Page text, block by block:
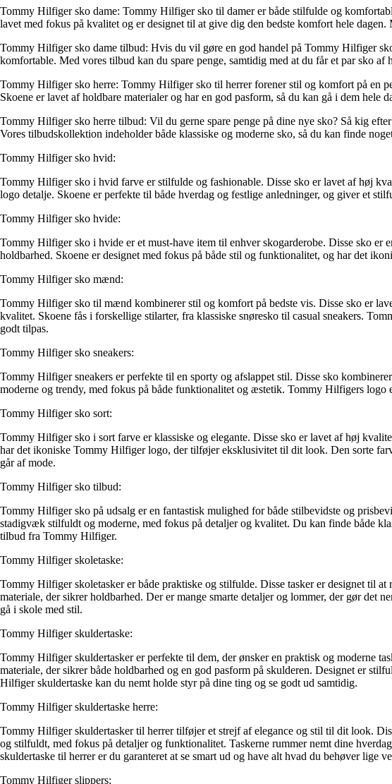
Tommy Hilfiger sko dame: Tommy Hilfiger sko til damer er både stilfulde og
lavet med fokus på kvalitet og er designet til at give dig den bedste komfort hele
Tommy Hilfiger sko dame tilbud: Hvis du vil gøre en god handel på Tommy Hilfiger
komfortable. Med vores tilbud kan du spare penge, samtidig med at du får et par sko
Tommy Hilfiger sko herre: Tommy Hilfiger sko til herrer forener stil og komfort på en
Skoene er lavet af holdbare materialer og har en god pasform, så du kan gå i dem
Tommy Hilfiger sko herre tilbud: Vil du gerne spare penge på dine nye sko? Så kig
Vores tilbudskollektion indeholder både klassiske og moderne sko, så du kan finde
Tommy Hilfiger sko hvid:
Tommy Hilfiger sko i hvid farve er stilfulde og fashionable. Disse sko er lavet af høj
logo detalje. Skoene er perfekte til både hverdag og festlige anledninger, og giver et
Tommy Hilfiger sko hvide:
Tommy Hilfiger sko i hvide er et must-have item til enhver skogarderobe. Disse sko
holdbarhed. Skoene er designet med fokus på både stil og funktionalitet, og har det
Tommy Hilfiger sko mænd:
Tommy Hilfiger sko til mænd kombinerer stil og komfort på bedste vis. Disse sko er
kvalitet. Skoene fås i forskellige stilarter, fra klassiske snøresko til casual sneakers.
godt tilpas.
Tommy Hilfiger sko sneakers:
Tommy Hilfiger sneakers er perfekte til en sporty og afslappet stil. Disse sko
moderne og trendy, med fokus på både funktionalitet og æstetik. Tommy Hilfigers
Tommy Hilfiger sko sort:
Tommy Hilfiger sko i sort farve er klassiske og elegante. Disse sko er lavet af høj
har det ikoniske Tommy Hilfiger logo, der tilføjer eksklusivitet til dit look. Den sorte
går af mode.
Tommy Hilfiger sko tilbud:
Tommy Hilfiger sko på udsalg er en fantastisk mulighed for både stilbevidste og
stadigvæk stilfuldt og moderne, med fokus på detaljer og kvalitet. Du kan finde både
tilbud fra Tommy Hilfiger.
Tommy Hilfiger skoletaske:
Tommy Hilfiger skoletasker er både praktiske og stilfulde. Disse tasker er designet til
materiale, der sikrer holdbarhed. Der er mange smarte detaljer og lommer, der gør
gå i skole med stil.
Tommy Hilfiger skuldertaske:
Tommy Hilfiger skuldertasker er perfekte til dem, der ønsker en praktisk og moderne
materiale, der sikrer både holdbarhed og en god pasform på skulderen. Designet er
Hilfiger skuldertaske kan du nemt holde styr på dine ting og se godt ud samtidig.
Tommy Hilfiger skuldertaske herre:
Tommy Hilfiger skuldertasker til herrer tilføjer et strejf af elegance og stil til dit look.
og stilfuldt, med fokus på detaljer og funktionalitet. Taskerne rummer nemt dine
skuldertaske til herrer er du garanteret at se smart ud og have alt hvad du behøver lige
Tommy Hilfiger slippers: